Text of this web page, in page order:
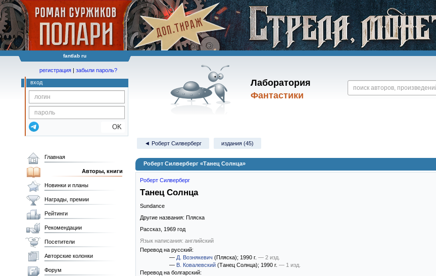
fantlab ru
Лаборатория
Фантастики
регистрация | забыли пароль?
вход
OK
◄ Роберт Силверберг издания (45)
Роберт Силверберг «Танец Солнца»
Роберт Силверберг
Танец Солнца
Sundance
Другие названия: Пляска
Рассказ, 1969 год
Язык написания: английский
Перевод на русский:
— Д. Вознякевич (Пляска); 1990 г. — 2 изд.
— В. Ковалевский (Танец Солнца); 1990 г. — 1 изд.
Перевод на болгарский:
Главная
Авторы, книги
Новинки и планы
Награды, премии
Рейтинги
Рекомендации
Посетители
Авторские колонки
Форум